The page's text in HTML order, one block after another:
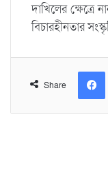
দাখিলের
বিচারহীনতার
Share